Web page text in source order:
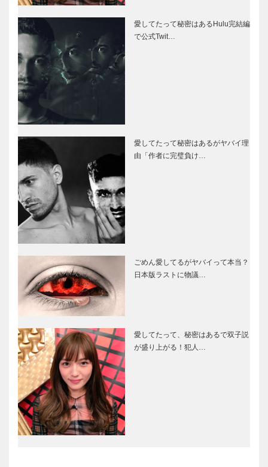
愛してたって秘密はあるHulu完結編
で公式Twit…
愛してたって秘密はあるがヤバイ理
由「作者に完璧負け…
ごめん愛してるがヤバイって本当？
日本版ラストに物議…
愛してたって、秘密はあるで双子説
が盛り上がる！犯人…